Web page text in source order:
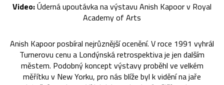
Video:Úderná upoutávka na výstavu Anish Kapoor v Royal
Academy of Arts
Anish Kapoor posbíral nejrůznější ocenění. V roce 1991 vyhrál
Turnerovu cenu a Londýnská retrospektiva je jen dalším
městem. Podobný koncept výstavy proběhl ve velkém
měřítku v New Yorku, pro nás blíže byl k vidění na jaře